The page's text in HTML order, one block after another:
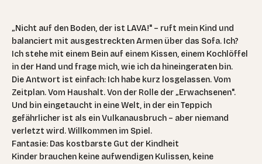
„Nicht auf den Boden, der ist LAVA!" – ruft mein Kind und
balanciert mit ausgestreckten Armen über das Sofa. Ich?
Ich stehe mit einem Bein auf einem Kissen, einem Kochlöffel
in der Hand und frage mich, wie ich da hineingeraten bin.
Die Antwort ist einfach: Ich habe kurz losgelassen. Vom
Zeitplan. Vom Haushalt. Von der Rolle der „Erwachsenen".
Und bin eingetaucht in eine Welt, in der ein Teppich
gefährlicher ist als ein Vulkanausbruch – aber niemand
verletzt wird. Willkommen im Spiel.
Fantasie: Das kostbarste Gut der Kindheit
Kinder brauchen keine aufwendigen Kulissen, keine